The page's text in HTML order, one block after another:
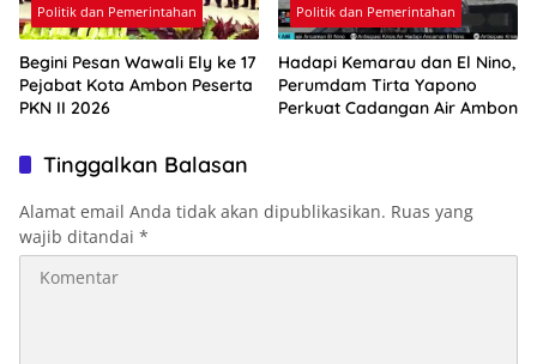
Politik dan Pemerintahan
Begini Pesan Wawali Ely ke 17
Pejabat Kota Ambon Peserta
PKN II 2026
Politik dan Pemerintahan
Hadapi Kemarau dan El Nino,
Perumdam Tirta Yapono
Perkuat Cadangan Air Ambon
Tinggalkan Balasan
Alamat email Anda tidak akan dipublikasikan. Ruas yang
wajib ditandai *